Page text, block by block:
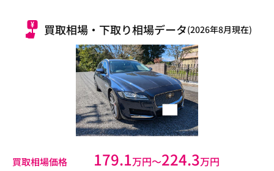
買取相場・下取り相場データ(2026年8月現在)
買取相場価格 179.1万円〜224.3万円